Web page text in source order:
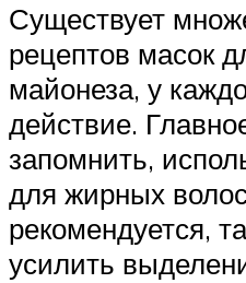
Существует
рецептов масок
майонеза, у
действие.
запомнить,
для жирных
рекомендуется,
усилить